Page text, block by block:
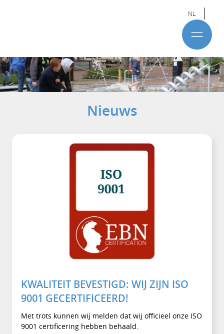
NL
Nieuws
KWALITEIT BEVESTIGD: WIJ ZIJN ISO
9001 GECERTIFICEERD!
Met trots kunnen wij melden dat wij officieel onze ISO
9001 certificering hebben behaald.